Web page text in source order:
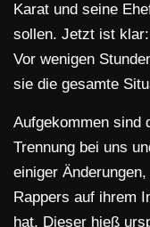
Karat und seine
sollen. Jetzt ist
Vor wenigen
sie die gesamte
Aufgekommen sind
Trennung bei uns
einiger
Rappers auf ihrem
hat. Dieser hieß